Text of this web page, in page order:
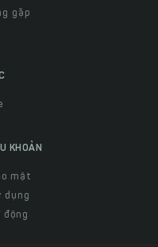
gặp
KHOẢN
mật
dụng
động